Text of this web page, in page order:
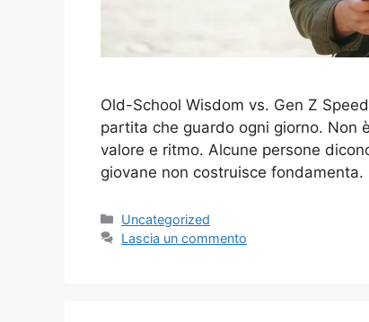
Old-School Wisdom vs. Gen Z
partita che guardo ogni giorno. Non
valore e ritmo. Alcune persone
giovane non costruisce fondamenta.
Categorie
Uncategorized
Lascia un commento